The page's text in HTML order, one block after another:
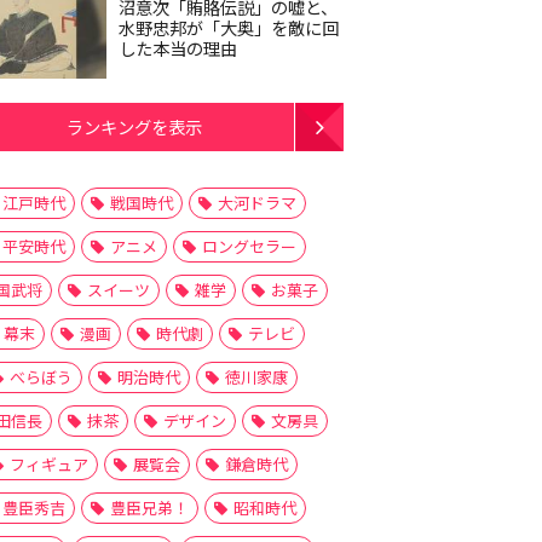
沼意次「賄賂伝説」の嘘と、
水野忠邦が「大奥」を敵に回
した本当の理由
ランキングを表示
江戸時代 戦国時代
大河ドラマ
平安時代
アニメ
ロングセラー
武将
スイーツ 雑学
お菓子
幕末
漫画 時代劇
テレビ
べらぼう
明治時代
徳川家康
信長
抹茶 デザイン
文房具
フィギュア
展覧会
鎌倉時代
豊臣秀吉
豊臣兄弟！
昭和時代